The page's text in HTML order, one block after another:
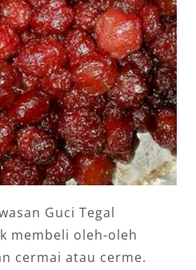
Guci Tegal
membeli oleh-oleh
cermai atau cerme.